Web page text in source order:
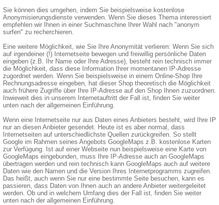
Sie können dies umgehen, indem Sie beispielsweise kostenlose
Anonymisierungsdienste verwenden. Wenn Sie dieses Thema interessiert
empfehlen wir Ihnen in einer Suchmaschine Ihrer Wahl nach "anonym
surfen" zu recherchieren.
Eine weitere Möglichkeit, wie Sie Ihre Anonymität verlieren: Wenn Sie sich
auf irgendeiner (!) Internetseite bewegen und freiwillig persönliche Daten
eingeben (z.B. Ihr Name oder Ihre Adresse), besteht rein technisch immer
die Möglichkeit, dass diese Information Ihrer momentanen IP-Adresse
zugordnet werden. Wenn Sie beispielsweise in einem Online-Shop Ihre
Rechnungsadresse eingeben, hat dieser Shop theoretisch die Möglichkeit
auch frühere Zugriffe über Ihre IP-Adresse auf den Shop Ihnen zuzuordnen.
Inwieweit dies in unserem Internetauftritt der Fall ist, finden Sie weiter
unten nach der allgemeinen Einführung.
Wenn eine Internetseite nur aus Daten eines Anbieters besteht, wird Ihre IP
nur an diesen Anbieter gesendet. Heute ist es aber normal, dass
Internetseiten auf unterschiedlichste Quellen zurückgreifen. So stellt
Google im Rahmen seines Angebots GoogleMaps z.B. kostenlose Karten
zur Verfügung. Ist auf einer Webseite nun beispielsweise eine Karte von
GoogleMaps eingebunden, muss Ihre IP-Adresse auch an GoogleMaps
übertragen werden und rein technisch kann GoogleMaps auch auf weitere
Daten wie den Namen und die Version Ihres Internetprogramms zugreifen.
Das heißt, auch wenn Sie nur eine bestimmte Seite besuchen, kann es
passieren, dass Daten von Ihnen auch an andere Anbieter weitergeleitet
werden. Ob und in welchem Umfang dies der Fall ist, finden Sie weiter
unten nach der allgemeinen Einführung.